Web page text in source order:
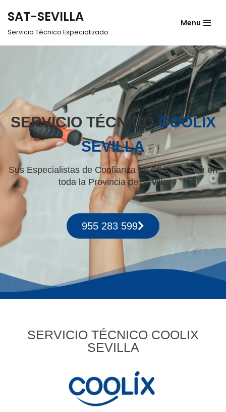
SAT-SEVILLA
Servicio Técnico Especializado
Menu
SERVICIO TÉCNICO COOLIX
SEVILLA
Sus Especialistas de Confianza en Climatización en
toda la Provincia de Sevilla
955 283 599
SERVICIO TÉCNICO COOLIX
SEVILLA